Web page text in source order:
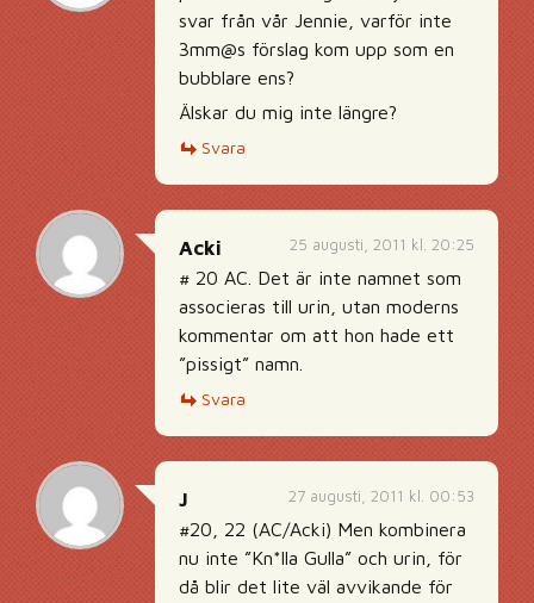
svar från vår Jennie, varför inte
3mm@s förslag kom upp som en
bubblare ens?
Älskar du mig inte längre?
Svara
25 augusti, 2011 kl. 20:25
Acki
# 20 AC. Det är inte namnet som
associeras till urin, utan moderns
kommentar om att hon hade ett
”pissigt” namn.
Svara
27 augusti, 2011 kl. 00:53
J
#20, 22 (AC/Acki) Men kombinera
nu inte ”Kn*lla Gulla” och urin, för
då blir det lite väl avvikande för